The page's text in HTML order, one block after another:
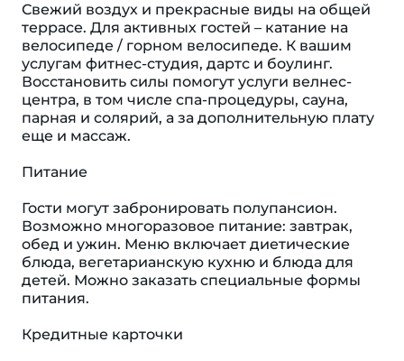
Свежий воздух и прекрасные виды на общей
террасе. Для активных гостей – катание на
велосипеде / горном велосипеде. К вашим
услугам фитнес-студия, дартс и боулинг.
Восстановить силы помогут услуги велнес-
центра, в том числе спа-процедуры, сауна,
парная и солярий, а за дополнительную плату
еще и массаж.
Питание
Гости могут забронировать полупансион.
Возможно многоразовое питание: завтрак,
обед и ужин. Меню включает диетические
блюда, вегетарианскую кухню и блюда для
детей. Можно заказать специальные формы
питания.
Кредитные карточки